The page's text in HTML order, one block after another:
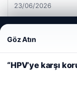
deneyiminizi
kullanıyoruz.Çerez
Reddet
Göz Atın
“HPV’ye karşı